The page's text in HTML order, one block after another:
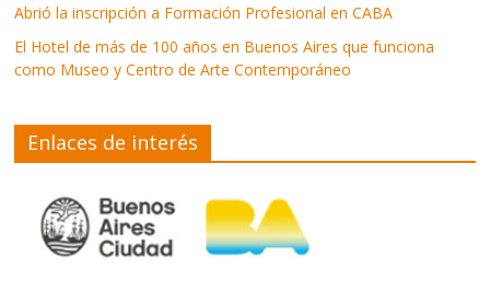
Abrió la inscripción a Formación Profesional en CABA
El Hotel de más de 100 años en Buenos Aires que funciona
como Museo y Centro de Arte Contemporáneo
Enlaces de interés